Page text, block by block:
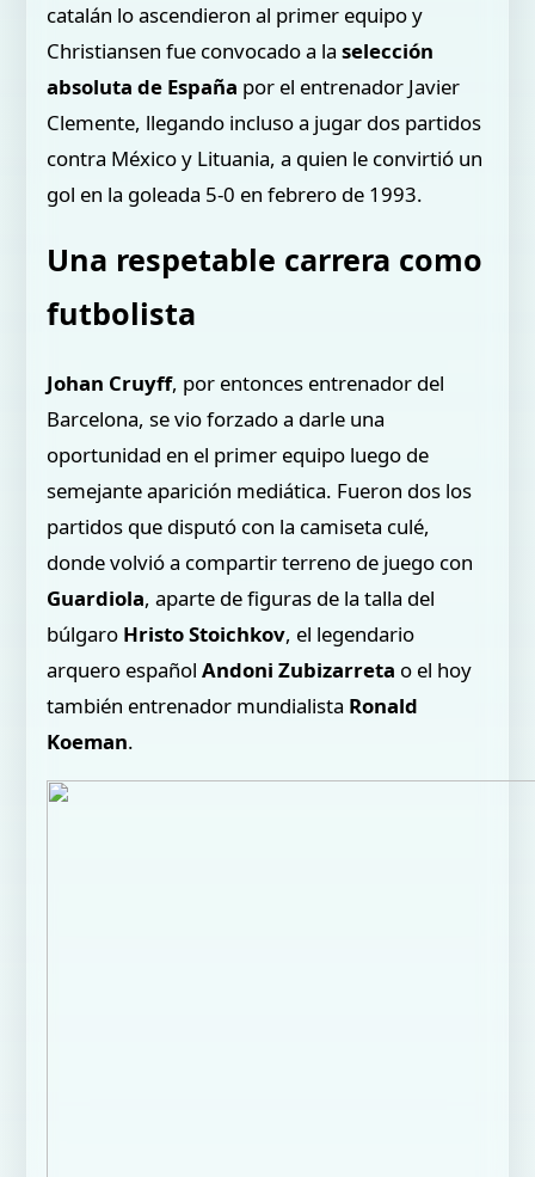
catalán lo ascendieron al primer equipo y
Christiansen fue convocado a laselección
absoluta de España por el entrenador Javier
Clemente, llegando incluso a jugar dos partidos
contra México y Lituania, a quien le convirtió un
gol en la goleada 5-0 en febrero de 1993.
Una respetable carrera como
futbolista
Johan Cruyff, por entonces entrenador del
Barcelona, se vio forzado a darle una
oportunidad en el primer equipo luego de
semejante aparición mediática. Fueron dos los
partidos que disputó con la camiseta culé,
donde volvió a compartir terreno de juego con
Guardiola, aparte de figuras de la talla del
búlgaro Hristo Stoichkov, el legendario
arquero españolAndoni Zubizarreta o el hoy
también entrenador mundialista Ronald
Koeman.